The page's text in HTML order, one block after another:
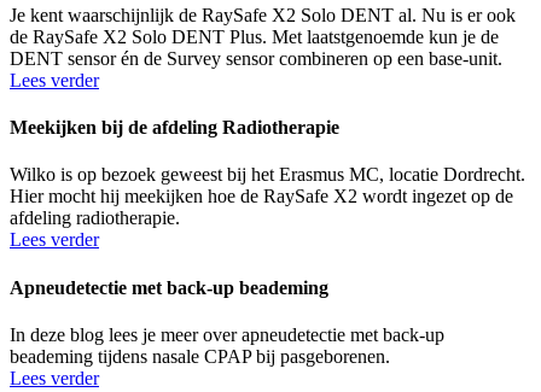
Je kent waarschijnlijk de RaySafe X2 Solo DENT al. Nu is er ook
de RaySafe X2 Solo DENT Plus. Met laatstgenoemde kun je de
DENT sensor én de Survey sensor combineren op een base-unit.
Lees verder
Meekijken bij de afdeling Radiotherapie
Wilko is op bezoek geweest bij het Erasmus MC, locatie Dordrecht.
Hier mocht hij meekijken hoe de RaySafe X2 wordt ingezet op de
afdeling radiotherapie.
Lees verder
Apneudetectie met back-up beademing
In deze blog lees je meer over apneudetectie met back-up
beademing tijdens nasale CPAP bij pasgeborenen.
Lees verder